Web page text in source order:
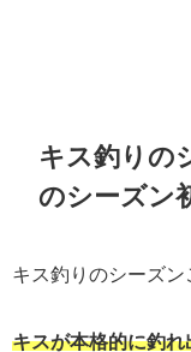
キス釣りの
のシーズン
キス釣りのシーズン
キスが本格的に釣れ